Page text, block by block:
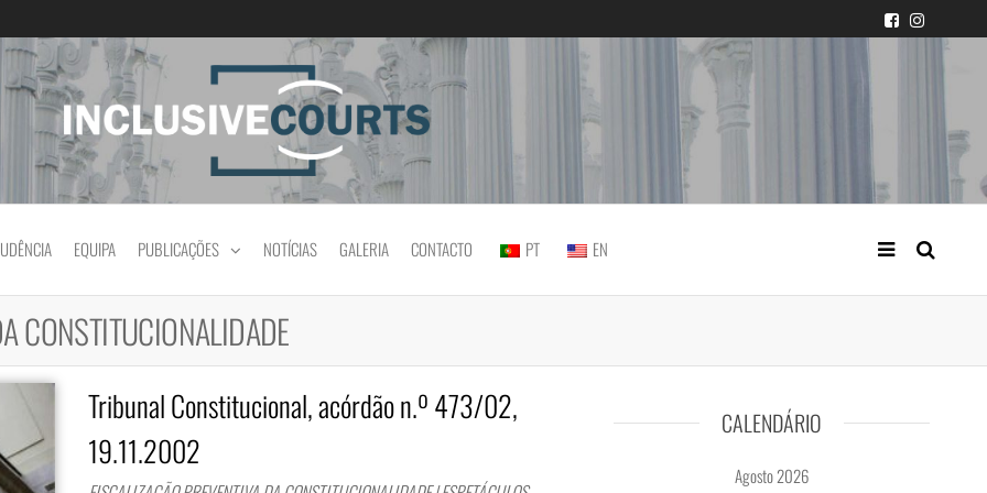
Igualdade e diferença cultural na prática judicial portuguesa
EQUIPA PUBLICAÇÕES NOTÍCIAS GALERIA CONTACTO PT EN
CONSTITUCIONALIDADE
Tribunal Constitucional, acórdão n.º 473/02,
19.11.2002
CALENDÁRIO
Agosto 2026